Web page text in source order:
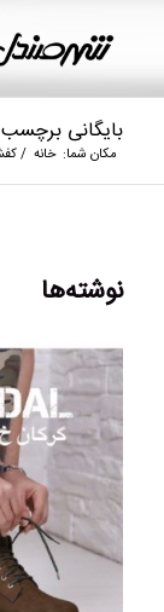
بایگانی
مکان شما: خانه /
نوشته‌ها